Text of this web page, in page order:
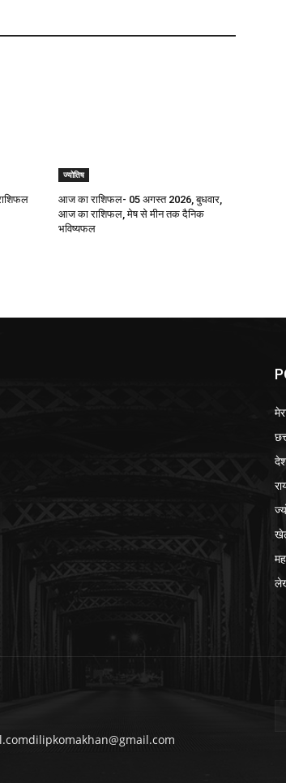
ज्योतिष
आज का राशिफल- 05 अगस्त 2026, बुधवार,
आज का राशिफल, मेष से मीन तक दैनिक
भविष्यफल